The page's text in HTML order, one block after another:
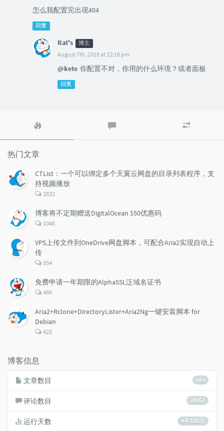
怎么我配置完出现404
回复
Rat's 博主
August 7th, 2018 at 12:18 pm
@kete 你配置不对，你用的什么环境？或者面板
回复
文
评
文
热门文章
CTList：一个可以绑定多个天翼云网盘的目录列表程序，支
持视频播放
评
数：
2832
博客将不定期赠送DigitalOcean $50优惠码
评
数：
1046
VPS上传文件到OneDrive网盘脚本，可配合Aria2实现自动上
传
评
数：
554
免费申请一年期限的AlphaSSL泛域名证书
评
数：
489
Aria2+Rclone+DirectoryLister+Aria2Ng一键安装脚本 for
Debian
评
425
博客信息
683
文章数目
24357
评论数目
9年128天
运行天数